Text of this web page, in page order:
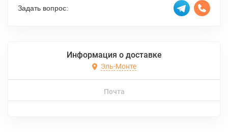
Задать вопрос:
Информация о доставке
Эль-Монте
Почта